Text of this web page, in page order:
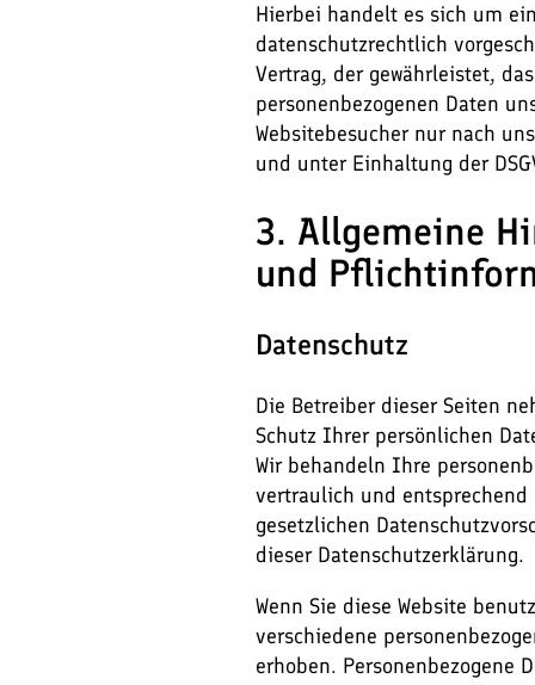
Hierbei handelt es sich um
datenschutzrechtlich
Vertrag, der gewährleistet,
personenbezogenen Daten
Websitebesucher nur nach
und unter Einhaltung der
3. Allgemeine
und
Datenschutz
Die Betreiber dieser Seiten
Schutz Ihrer persönlichen
Wir behandeln Ihre
vertraulich und entsprechend
gesetzlichen
dieser Datenschutzerklärung.
Wenn Sie diese Website
verschiedene
erhoben. Personenbezogene